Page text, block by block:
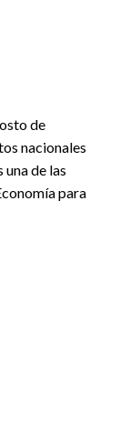
de
nacionales
de las
para